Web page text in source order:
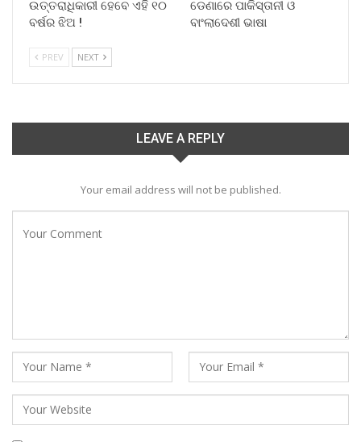
ଉତ୍ତରାଧିକାରୀ ହେବେ ଏହି ୧୦
ବର୍ଷର ଝିଅ !
ଡେଣାରେ ପାକିସ୍ତାନୀ ଓ
ବାଂଲାଦେଶୀ ଭାଷା
PREV NEXT
LEAVE A REPLY
Your email address will not be published.